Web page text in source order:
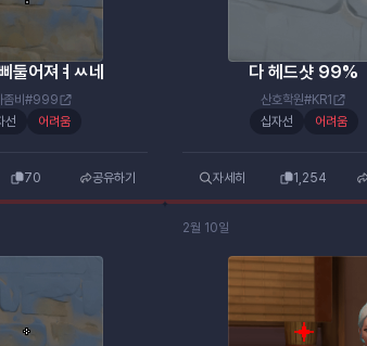
둘어져ㅕㅆ네
좀비#999
선
어려움
70 공유하기
다 헤드샷 99%
산호학원#KR1
십자선
어려움
자세히 1,254
2월 10일